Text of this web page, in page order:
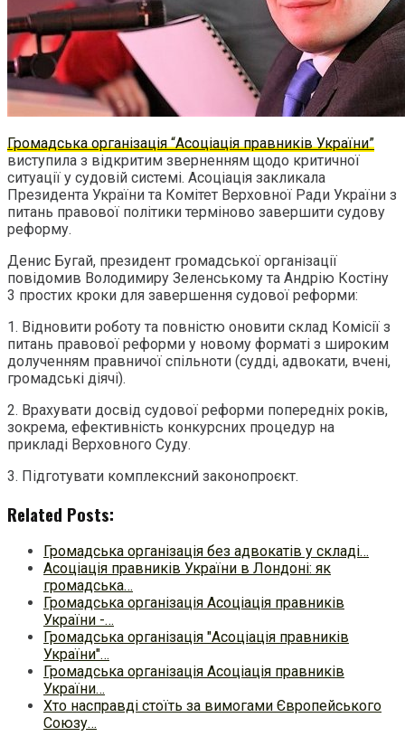
Громадська організація “Асоціація правників України”
виступила з відкритим зверненням щодо критичної
ситуації у судовій системі. Асоціація закликала
Президента України та Комітет Верховної Ради України з
питань правової політики терміново завершити судову
реформу.
Денис Бугай, президент громадської організації
повідомив Володимиру Зеленському та Андрію Костіну
3 простих кроки для завершення судової реформи:
1. Відновити роботу та повністю оновити склад Комісії з
питань правової реформи у новому форматі з широким
долученням правничої спільноти (судді, адвокати, вчені,
громадські діячі).
2. Врахувати досвід судової реформи попередніх років,
зокрема, ефективність конкурсних процедур на
прикладі Верховного Суду.
3. Підготувати комплексний законопроєкт.
Related Posts:
Громадська організація без адвокатів у складі…
Асоціація правників України в Лондоні: як
громадська…
Громадська організація Асоціація правників
України -…
Громадська організація "Асоціація правників
України"…
Громадська організація Асоціація правників
України…
Хто насправді стоїть за вимогами Європейського
Союзу…